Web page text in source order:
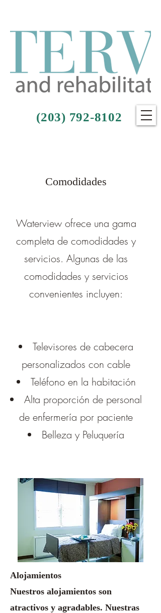
(203) 792-8102
Comodidades
Waterview ofrece una gama
completa de comodidades y
servicios. Algunas de las
comodidades y servicios
convenientes incluyen:
Televisores de cabecera
personalizados con cable
Teléfono en la habitación
Alta proporción de personal
de enfermería por paciente
Belleza y Peluquería
Alojamientos
Nuestros alojamientos son
atractivos y agradables. Nuestras